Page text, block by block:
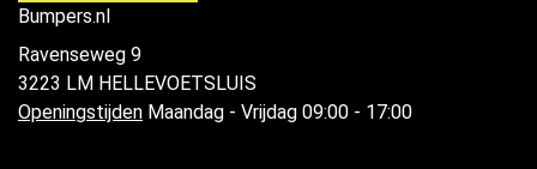
Bumpers.nl
Ravenseweg 9
3223 LM HELLEVOETSLUIS
Openingstijden Maandag - Vrijdag 09:00 - 17:00